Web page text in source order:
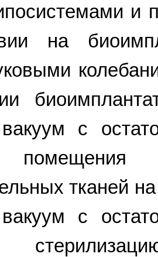
и
на
с
тканей
с